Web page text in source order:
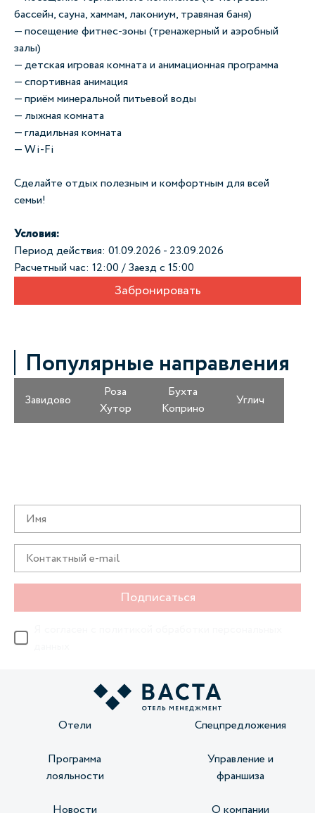
бассейн, сауна, хаммам, лакониум, травяная баня)
— посещение фитнес-зоны (тренажерный и аэробный
залы)
— детская игровая комната и анимационная программа
— спортивная анимация
— приём минеральной питьевой воды
— лыжная комната
— гладильная комната
— Wi-Fi
Сделайте отдых полезным и комфортным для всей
семьи!
Условия:
Период действия: 01.09.2026 - 23.09.2026
Расчетный час: 12:00 / Заезд с 15:00
Забронировать
Популярные направления
Завидово
Роза
Хутор
Бухта
Коприно
Углич
Подписаться
Отели Спецпредложения
Программа
лояльности
Управление и
франшиза